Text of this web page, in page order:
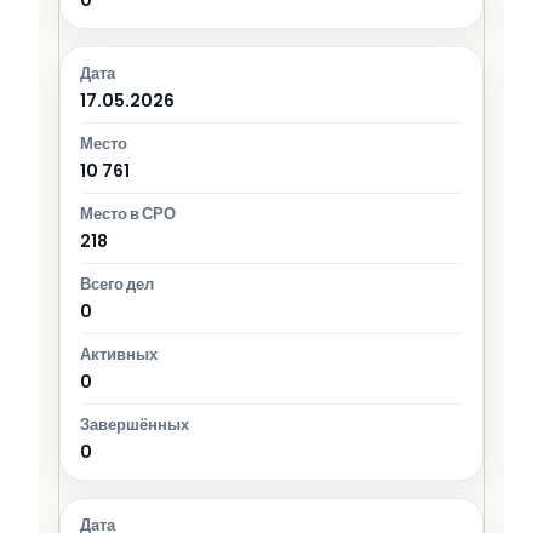
17.05.2026
10 761
218
0
0
0